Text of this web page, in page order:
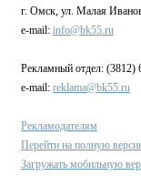
г. Омск, ул. Малая
e-mail: info@bk55.ru
Рекламный отдел: (3812)
e-mail: reklama@bk55.ru
Рекламодателям
Перейти на полную
Загружать мобильную